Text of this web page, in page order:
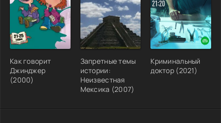
Как говорит
Джинджер
(2000)
Запретные темы
истории:
Неизвестная
Мексика (2007)
Криминальный
доктор (2021)